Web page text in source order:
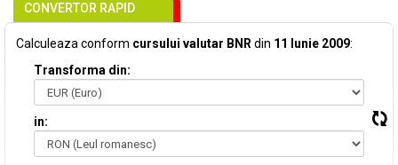
CONVERTOR RAPID
Calculeaza conform cursului valutar BNR din 11 Iunie 2009:
Transforma din:
in: